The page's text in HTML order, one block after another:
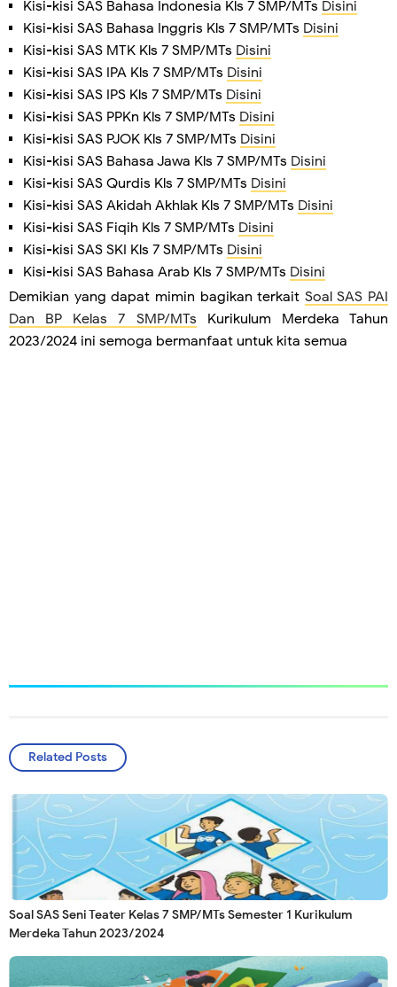
Kisi-kisi SAS Bahasa Indonesia Kls 7 SMP/MTs Disini
Kisi-kisi SAS Bahasa Inggris Kls 7 SMP/MTs Disini
Kisi-kisi SAS MTK Kls 7 SMP/MTs Disini
Kisi-kisi SAS IPA Kls 7 SMP/MTs Disini
Kisi-kisi SAS IPS Kls 7 SMP/MTs Disini
Kisi-kisi SAS PPKn Kls 7 SMP/MTs Disini
Kisi-kisi SAS PJOK Kls 7 SMP/MTs Disini
Kisi-kisi SAS Bahasa Jawa Kls 7 SMP/MTs Disini
Kisi-kisi SAS Qurdis Kls 7 SMP/MTs Disini
Kisi-kisi SAS Akidah Akhlak Kls 7 SMP/MTs Disini
Kisi-kisi SAS Fiqih Kls 7 SMP/MTs Disini
Kisi-kisi SAS SKI Kls 7 SMP/MTs Disini
Kisi-kisi SAS Bahasa Arab Kls 7 SMP/MTs Disini
Demikian yang dapat mimin bagikan terkait Soal SAS PAI
Dan BP Kelas 7 SMP/MTs Kurikulum Merdeka Tahun
2023/2024 ini semoga bermanfaat untuk kita semua
Related Posts
Soal SAS Seni Teater Kelas 7 SMP/MTs Semester 1 Kurikulum
Merdeka Tahun 2023/2024